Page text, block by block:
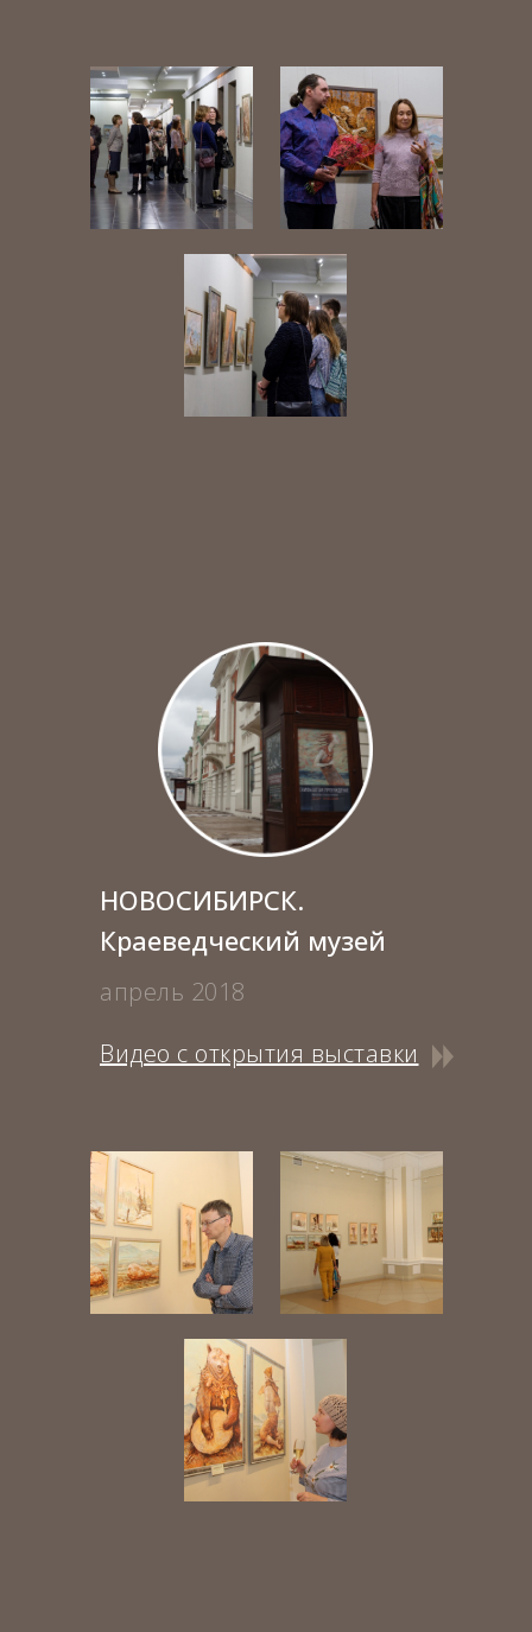
НОВОСИБИРСК.
Краеведческий музей
апрель 2018
Видео с открытия выставки